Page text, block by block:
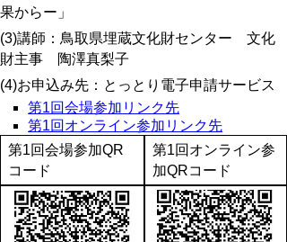
果からー」
(3)講師：鳥取県埋蔵文化財センター 文化
財主事 陶澤真梨子
(4)お申込み先：とっとり電子申請サービス
第1回会場参加リンク先
第1回オンライン参加リンク先
第1回会場参加QR
コード
第1回オンライン参
加QRコード